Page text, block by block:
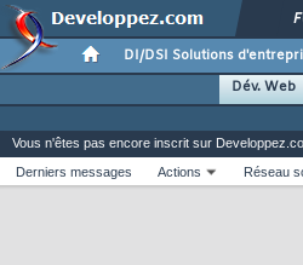
DI/DSI Solutions
Dév. Web
Vous n'êtes pas encore inscrit sur
Derniers messages
Actions Réseau